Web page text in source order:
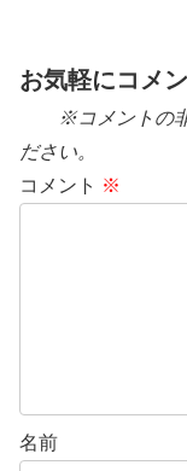
お気軽にコメ
※コメントの非
ださい。
コメント ※
名前